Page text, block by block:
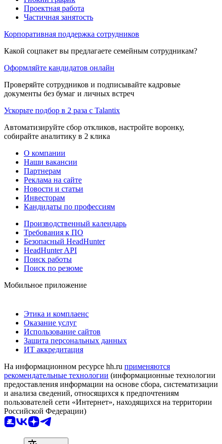
Проектная работа
Частичная занятость
Корпоративная поддержка сотрудников
Какой соцпакет вы предлагаете семейным сотрудникам?
Оформляйте кандидатов онлайн
Проверяйте сотрудников и подписывайте кадровые
документы без бумаг и личных встреч
Ускорьте подбор в 2 раза с Talantix
Автоматизируйте сбор откликов, настройте воронку,
собирайте аналитику в 2 клика
О компании
Наши вакансии
Партнерам
Реклама на сайте
Новости и статьи
Инвесторам
Кандидаты по профессиям
Производственный календарь
Требования к ПО
Безопасный HeadHunter
HeadHunter API
Поиск работы
Поиск по резюме
Мобильное приложение
Этика и комплаенс
Оказание услуг
Использование сайтов
Защита персональных данных
ИТ аккредитация
На информационном ресурсе hh.ru применяются
рекомендательные технологии (информационные технологии
предоставления информации на основе сбора, систематизации
и анализа сведений, относящихся к предпочтениям
пользователей сети «Интернет», находящихся на территории
Российской Федерации)